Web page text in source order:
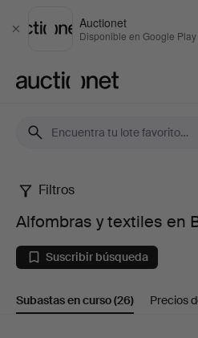
Cerrar
Auctionet
Disponible en Google Play
Alfombras
textiles
en
Filtros
Alfombras y textiles en
Suscribir búsqueda
Subastas en curso(26) Precios